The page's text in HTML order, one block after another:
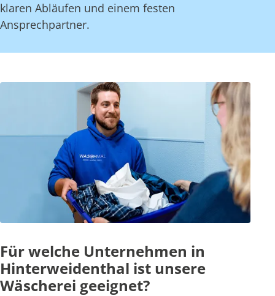
klaren Abläufen und einem festen
Ansprechpartner.
Für welche Unternehmen in
Hinterweidenthal ist unsere
Wäscherei geeignet?